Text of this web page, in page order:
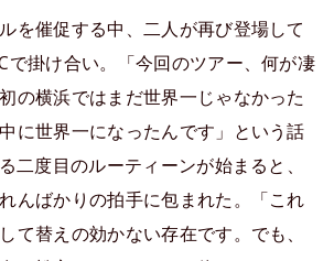
を催促する中、二人が再び登場して
で掛け合い。「今回のツアー、何が凄
の横浜ではまだ世界一じゃなかった
に世界一になったんです」という話
二度目のルーティーンが始まると、
んばかりの拍手に包まれた。「これ
て替えの効かない存在です。でも、